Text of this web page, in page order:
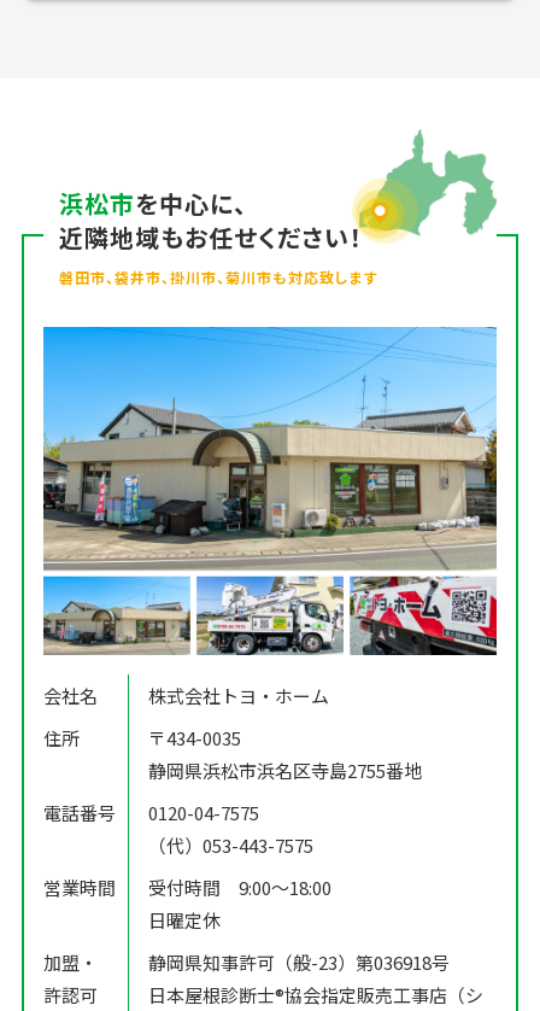
浜松市を中心に、
近隣地域もお任せください！
磐田市、袋井市、掛川市、菊川市も対応致します
会社名
株式会社トヨ・ホーム
住所
〒434-0035
静岡県浜松市浜名区寺島2755番地
電話番号
0120-04-7575
（代）053-443-7575
営業時間
受付時間 9:00〜18:00
日曜定休
加盟・
許認可
静岡県知事許可（般-23）第036918号
日本屋根診断士®️協会指定販売工事店（シ